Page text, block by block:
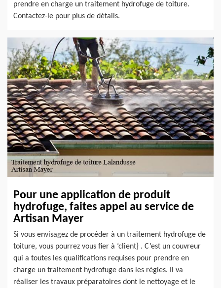
prendre en charge un traitement hydrofuge de toiture.
Contactez-le pour plus de détails.
Pour une application de produit
hydrofuge, faites appel au service de
Artisan Mayer
Si vous envisagez de procéder à un traitement hydrofuge de
toiture, vous pourrez vous fier à ‘client} . C’est un couvreur
qui a toutes les qualifications requises pour prendre en
charge un traitement hydrofuge dans les règles. Il va
réaliser les travaux préparatoires dont le nettoyage et le